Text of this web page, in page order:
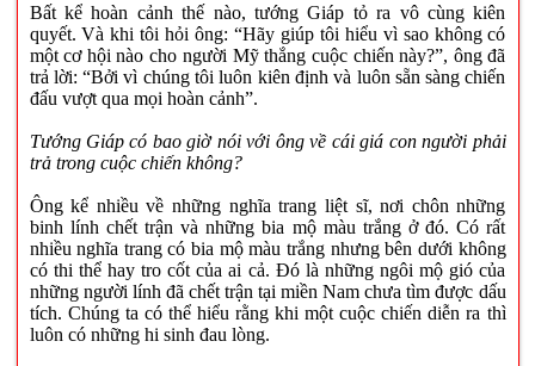
Bất kể hoàn cảnh thế nào, tướng Giáp tỏ ra vô cùng kiên
quyết. Và khi tôi hỏi ông: “Hãy giúp tôi hiểu vì sao không có
một cơ hội nào cho người Mỹ thắng cuộc chiến này?”, ông đã
trả lời: “Bởi vì chúng tôi luôn kiên định và luôn sẵn sàng chiến
đấu vượt qua mọi hoàn cảnh”.
Tướng Giáp có bao giờ nói với ông về cái giá con người phải
trả trong cuộc chiến không?
Ông kể nhiều về những nghĩa trang liệt sĩ, nơi chôn những
binh lính chết trận và những bia mộ màu trắng ở đó. Có rất
nhiều nghĩa trang có bia mộ màu trắng nhưng bên dưới không
có thi thể hay tro cốt của ai cả. Đó là những ngôi mộ gió của
những người lính đã chết trận tại miền Nam chưa tìm được dấu
tích. Chúng ta có thể hiểu rằng khi một cuộc chiến diễn ra thì
luôn có những hi sinh đau lòng.